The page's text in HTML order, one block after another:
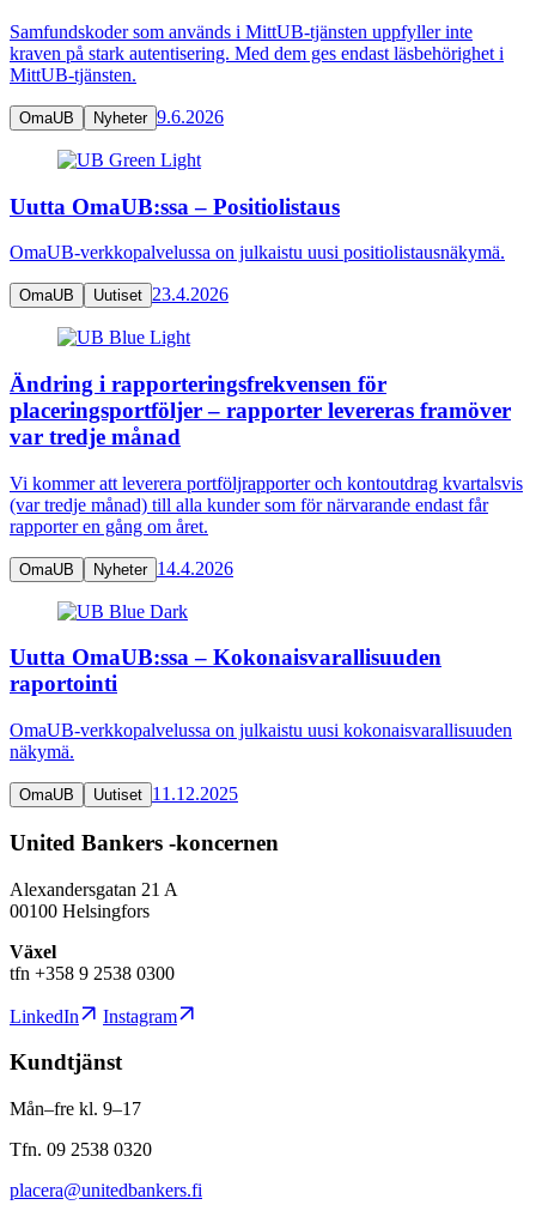
Samfundskoder som används i MittUB-tjänsten uppfyller inte
kraven på stark autentisering. Med dem ges endast läsbehörighet i
MittUB-tjänsten.
OmaUB Nyheter 9.6.2026
Uutta OmaUB:ssa – Positiolistaus
OmaUB-verkkopalvelussa on julkaistu uusi positiolistausnäkymä.
OmaUB Uutiset 23.4.2026
Ändring i rapporteringsfrekvensen för
placeringsportföljer – rapporter levereras framöver
var tredje månad
Vi kommer att leverera portföljrapporter och kontoutdrag kvartalsvis
(var tredje månad) till alla kunder som för närvarande endast får
rapporter en gång om året.
OmaUB Nyheter 14.4.2026
Uutta OmaUB:ssa – Kokonaisvarallisuuden
raportointi
OmaUB-verkkopalvelussa on julkaistu uusi kokonaisvarallisuuden
näkymä.
OmaUB Uutiset 11.12.2025
United Bankers -koncernen
Alexandersgatan 21 A
00100 Helsingfors
Växel
tfn +358 9 2538 0300
LinkedIn Instagram
Kundtjänst
Mån–fre kl. 9–17
Tfn. 09 2538 0320
placera@unitedbankers.fi